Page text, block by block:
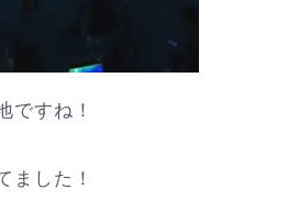
ですね！
ました！